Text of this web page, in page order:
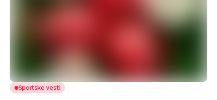
Sportske vesti